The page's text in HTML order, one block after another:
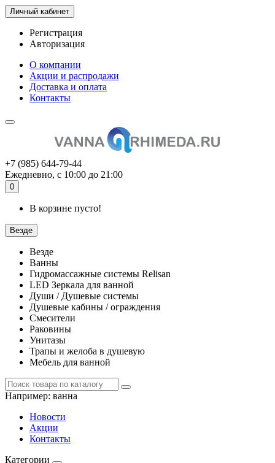
Личный кабинет
Регистрация
Авторизация
О компании
Акции и распродажи
Доставка и оплата
Контакты
+7 (985) 644-79-44
Ежедневно, с 10:00 до 21:00
0
В корзине пусто!
Везде
Везде
Ванны
Гидромассажные системы Relisan
LED Зеркала для ванной
Души / Душевые системы
Душевые кабины / ограждения
Смесители
Раковины
Унитазы
Трапы и желоба в душевую
Мебель для ванной
Например: ванна
Новости
Акции
Контакты
Категории